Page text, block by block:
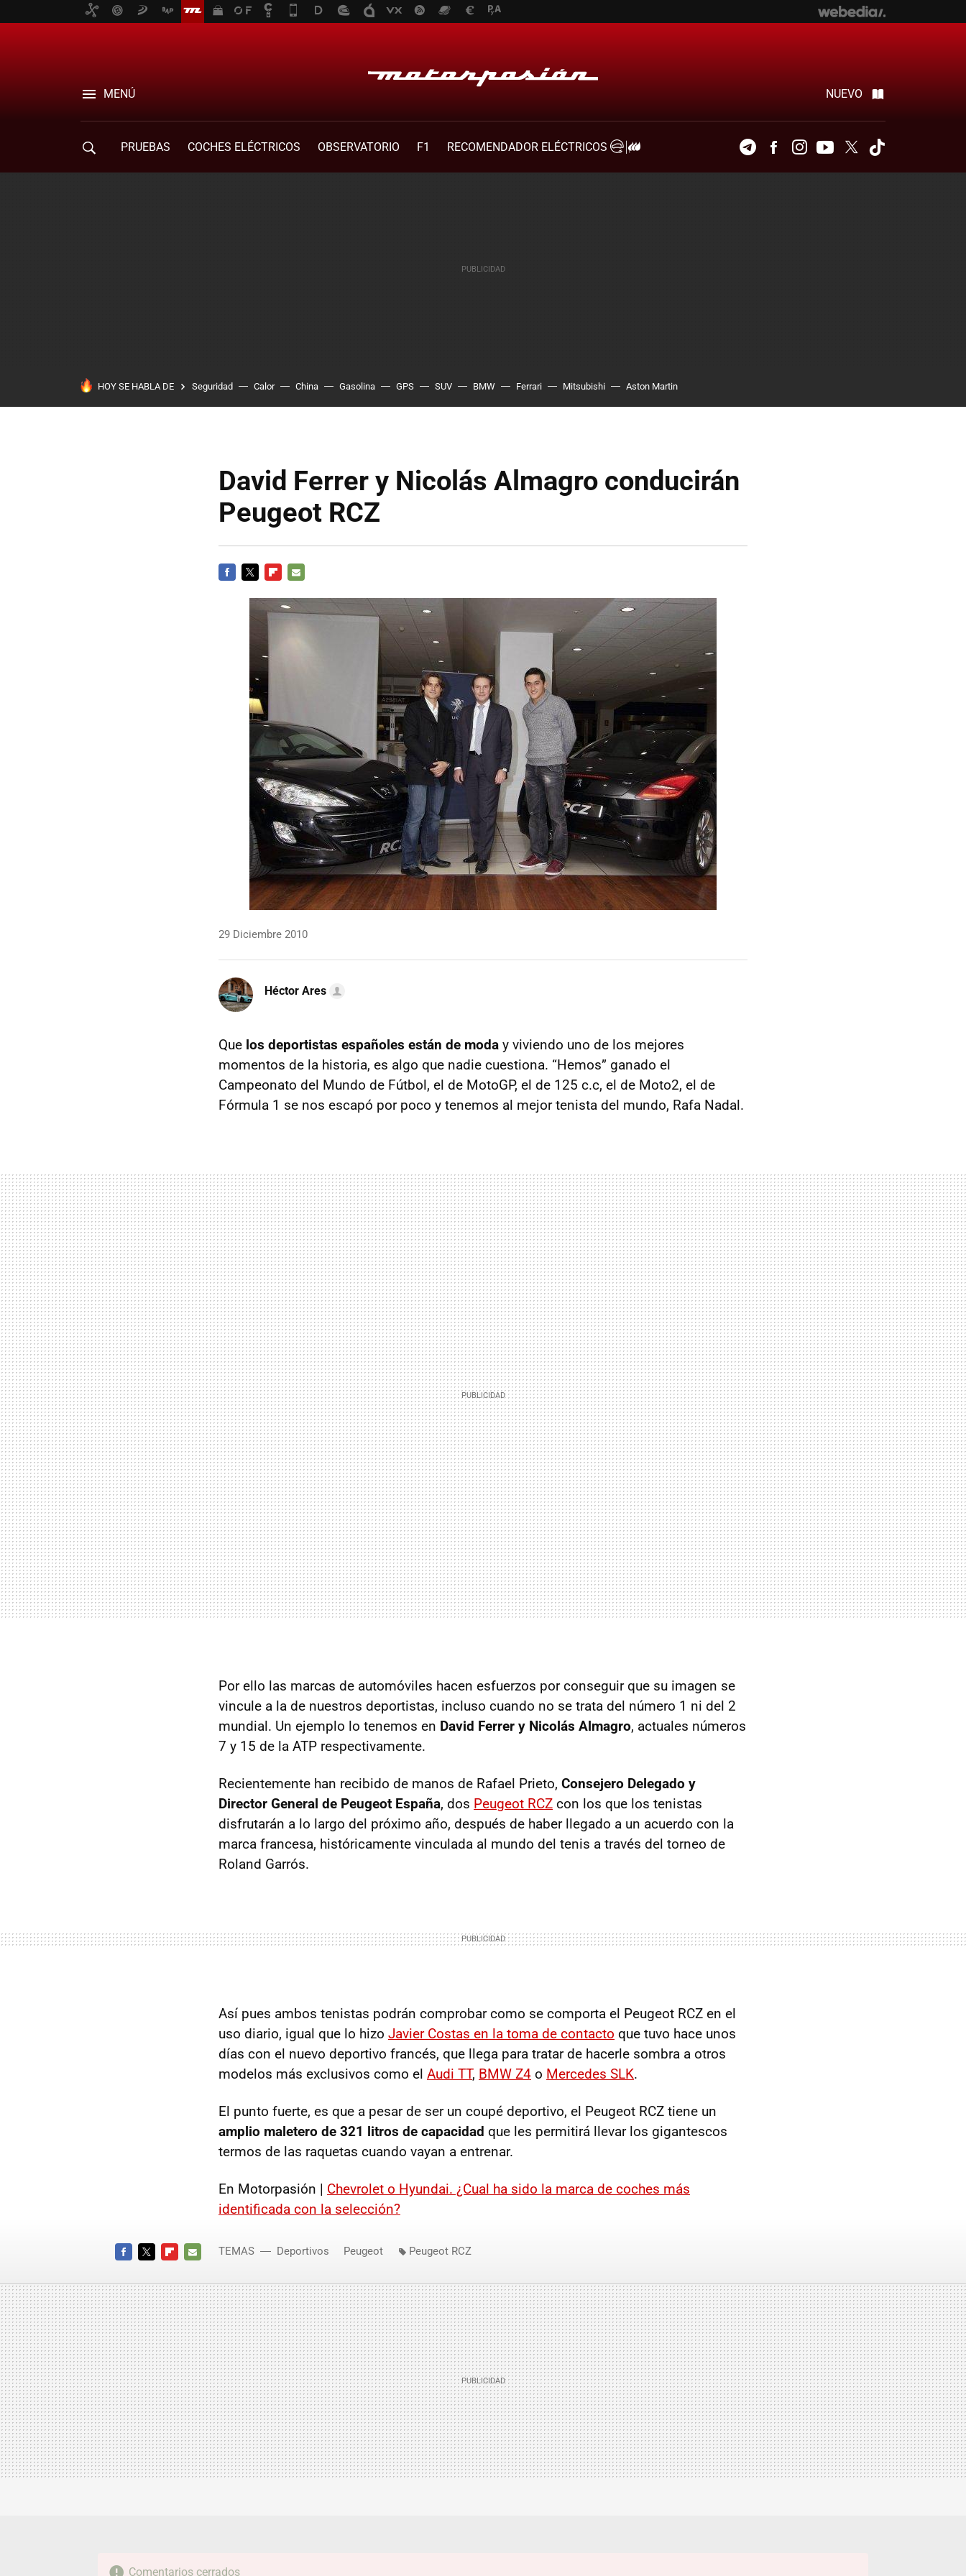
MENÚ NUEVO
PRUEBAS COCHES ELÉCTRICOS OBSERVATORIO F1
RECOMENDADOR ELÉCTRICOS
TelegramFacebookInstagramYoutubeTwitter
HOY SE HABLA DE Seguridad Calor China Gasolina GPS SUV BMW Ferrari Mitsubishi Aston Martin
David Ferrer y Nicolás Almagro conducirán
Peugeot RCZ
MAIL
29 Diciembre 2010
Héctor Ares
Que los deportistas españoles están de moda y viviendo uno de los mejores
momentos de la historia, es algo que nadie cuestiona. “Hemos” ganado el
Campeonato del Mundo de Fútbol, el de MotoGP, el de 125 c.c, el de Moto2, el de
Fórmula 1 se nos escapó por poco y tenemos al mejor tenista del mundo, Rafa Nadal.
Por ello las marcas de automóviles hacen esfuerzos por conseguir que su imagen se
vincule a la de nuestros deportistas, incluso cuando no se trata del número 1 ni del 2
mundial. Un ejemplo lo tenemos en David Ferrer y Nicolás Almagro, actuales números
7 y 15 de la ATP respectivamente.
Recientemente han recibido de manos de Rafael Prieto, Consejero Delegado y
Director General de Peugeot España, dos Peugeot RCZ con los que los tenistas
disfrutarán a lo largo del próximo año, después de haber llegado a un acuerdo con la
marca francesa, históricamente vinculada al mundo del tenis a través del torneo de
Roland Garrós.
Así pues ambos tenistas podrán comprobar como se comporta el Peugeot RCZ en el
uso diario, igual que lo hizo Javier Costas en la toma de contacto que tuvo hace unos
días con el nuevo deportivo francés, que llega para tratar de hacerle sombra a otros
modelos más exclusivos como el Audi TT, BMW Z4 o Mercedes SLK.
El punto fuerte, es que a pesar de ser un coupé deportivo, el Peugeot RCZ tiene un
amplio maletero de 321 litros de capacidad que les permitirá llevar los gigantescos
termos de las raquetas cuando vayan a entrenar.
En Motorpasión | Chevrolet o Hyundai. ¿Cual ha sido la marca de coches más
identificada con la selección?
MAIL
TEMAS Deportivos Peugeot Peugeot RCZ
Comentarios cerrados